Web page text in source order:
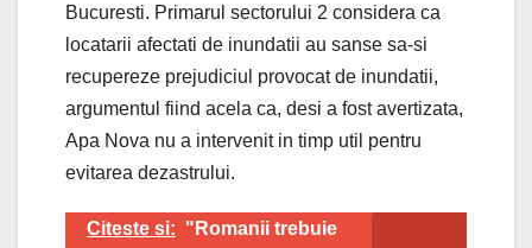
Bucuresti. Primarul sectorului 2 considera ca
locatarii afectati de inundatii au sanse sa-si
recupereze prejudiciul provocat de inundatii,
argumentul fiind acela ca, desi a fost avertizata,
Apa Nova nu a intervenit in timp util pentru
evitarea dezastrului.
Citeste si: "Romanii trebuie